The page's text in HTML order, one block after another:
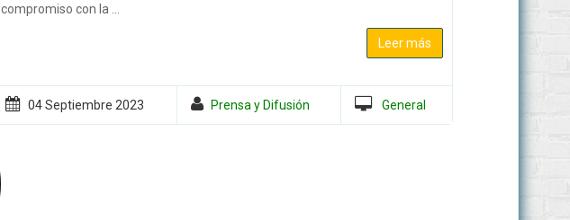
compromiso con la ...
Leer más
04 Septiembre 2023 Prensa y Difusión General